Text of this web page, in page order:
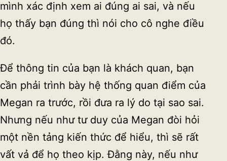
mình xác định xem ai đúng ai sai, và nếu
họ thấy bạn đúng thì nói cho cô nghe điều
đó.
Để thông tin của bạn là khách quan, bạn
cần phải trình bày hệ thống quan điểm của
Megan ra trước, rồi đưa ra lý do tại sao sai.
Nhưng nếu như tư duy của Megan đòi hỏi
một nền tảng kiến thức để hiểu, thì sẽ rất
vất vả để họ theo kịp. Đằng này, nếu như